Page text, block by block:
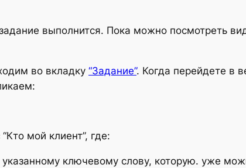
выполнится. Пока можно посмотреть
во вкладку “Задание”. Когда перейдете в
мой клиент”, где:
ключевому слову, которую. уже